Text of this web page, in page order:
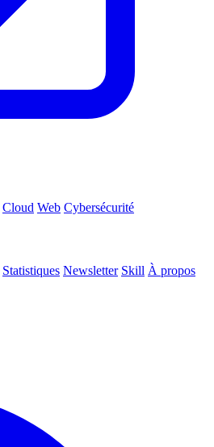
Cloud Web Cybersécurité
Statistiques Newsletter Skill À propos